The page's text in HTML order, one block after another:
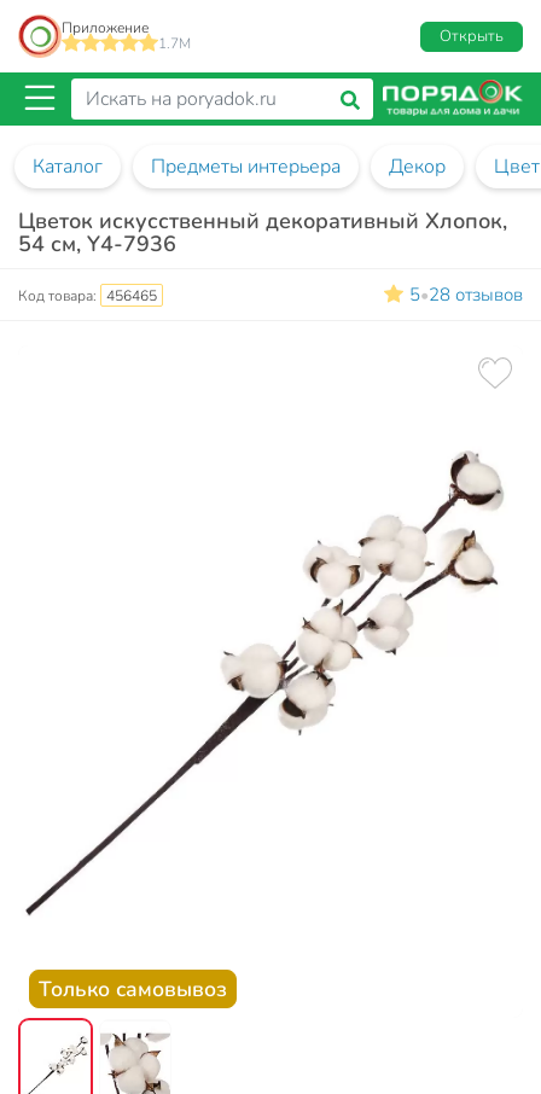
Приложение
1.7M
Открыть
Каталог Предметы интерьера Декор
Цветок искусственный декоративный Хлопок,
54 см, Y4-7936
Код товара: 456465 5•28 отзывов
Только самовывоз